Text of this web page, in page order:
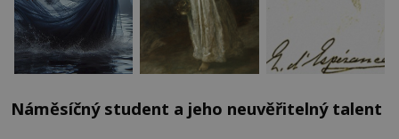
Náměsíčný student a jeho neuvěřitelný talent